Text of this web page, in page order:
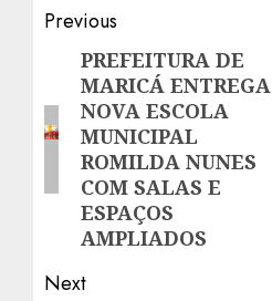
Post
navigation
Previous
Previous
post:
PREFEITURA DE
MARICÁ ENTREGA
NOVA ESCOLA
MUNICIPAL
ROMILDA NUNES
COM SALAS E
ESPAÇOS
AMPLIADOS
Next